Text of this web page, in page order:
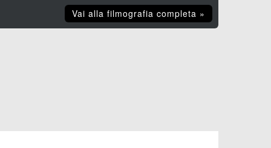
Vai alla filmografia completa »